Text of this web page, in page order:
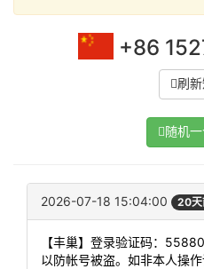
+86
刷
随机
2026-07-18 15:04:00 20天
【丰巢】登录验证码：
以防帐号被盗。如非本人操